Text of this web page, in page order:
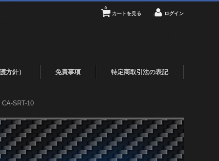
カートを見る
0
ログイン
方針） 免責事項 特定商取引法の表記
SRT-10